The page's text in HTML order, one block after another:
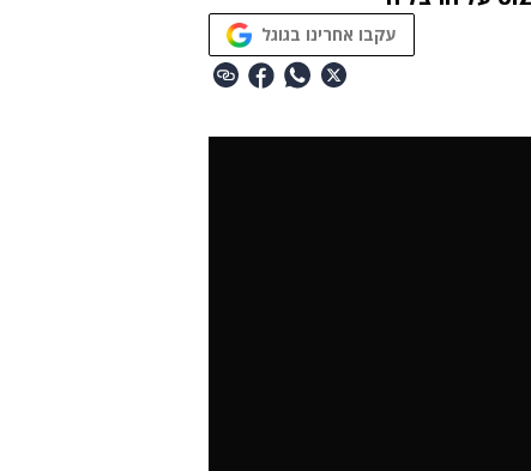
עקבו אחרינו בגוגל